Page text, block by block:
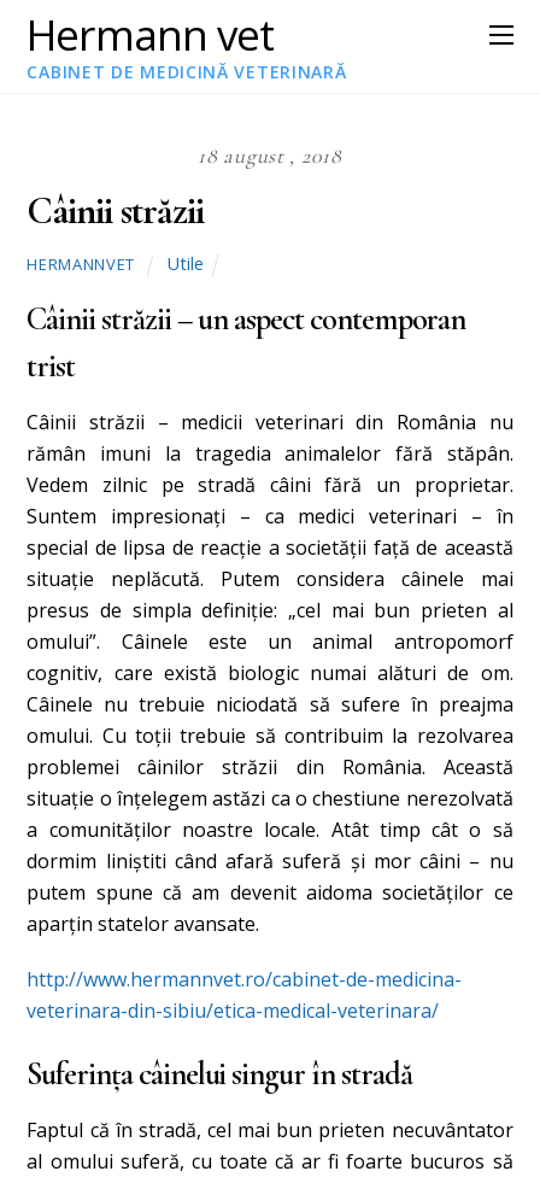
Hermann vet
CABINET DE MEDICINĂ VETERINARĂ
18 august , 2018
Câinii străzii
HERMANNVET Utile
Câinii străzii – un aspect contemporan
trist
Câinii străzii – medicii veterinari din România nu
rămân imuni la tragedia animalelor fără stăpân.
Vedem zilnic pe stradă câini fără un proprietar.
Suntem impresionaţi – ca medici veterinari – în
special de lipsa de reacţie a societăţii faţă de această
situaţie neplăcută. Putem considera câinele mai
presus de simpla definiţie: „cel mai bun prieten al
omului”. Câinele este un animal antropomorf
cognitiv, care există biologic numai alături de om.
Câinele nu trebuie niciodată să sufere în preajma
omului. Cu toții trebuie să contribuim la rezolvarea
problemei câinilor străzii din România. Această
situaţie o înţelegem astăzi ca o chestiune nerezolvată
a comunităţilor noastre locale. Atât timp cât o să
dormim liniştiti când afară suferă şi mor câini – nu
putem spune că am devenit aidoma societăţilor ce
aparţin statelor avansate.
http://www.hermannvet.ro/cabinet-de-medicina-
veterinara-din-sibiu/etica-medical-veterinara/
Suferința câinelui singur în stradă
Faptul că în stradă, cel mai bun prieten necuvântator
al omului suferă, cu toate că ar fi foarte bucuros să